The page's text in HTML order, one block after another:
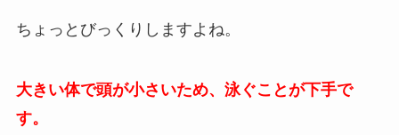
ちょっとびっくりしますよね。
大きい体で頭が小さいため、泳ぐことが下手で
す。